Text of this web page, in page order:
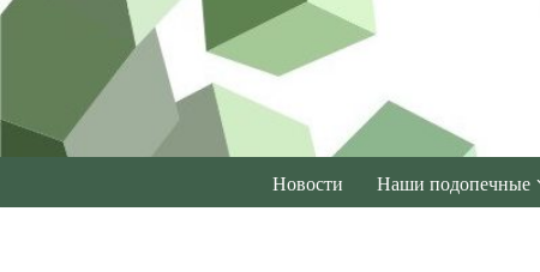
содержимому
Новости Наши подопечные